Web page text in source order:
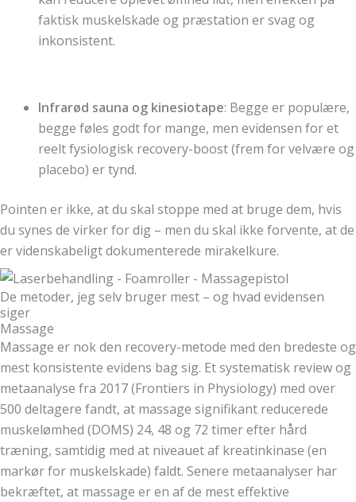
faktisk muskelskade og præstation er svag og
inkonsistent.
Infrarød sauna og kinesiotape: Begge er populære,
begge føles godt for mange, men evidensen for et
reelt fysiologisk recovery-boost (frem for velvære og
placebo) er tynd.
Pointen er ikke, at du skal stoppe med at bruge dem, hvis
du synes de virker for dig – men du skal ikke forvente, at de
er videnskabeligt dokumenterede mirakelkure.
De metoder, jeg selv bruger mest – og hvad evidensen
siger
Massage
Massage er nok den recovery-metode med den bredeste og
mest konsistente evidens bag sig. Et systematisk review og
metaanalyse fra 2017 (Frontiers in Physiology) med over
500 deltagere fandt, at massage signifikant reducerede
muskelømhed (DOMS) 24, 48 og 72 timer efter hård
træning, samtidig med at niveauet af kreatinkinase (en
markør for muskelskade) faldt. Senere metaanalyser har
bekræftet, at massage er en af de mest effektive